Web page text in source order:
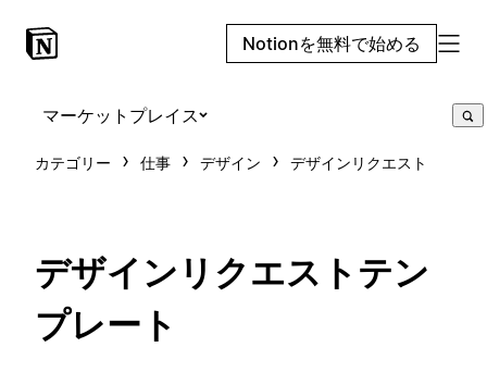
Notionを無料で始める
マーケットプレイス
カテゴリー 仕事 デザイン デザインリクエスト
デザインリクエストテン
プレート